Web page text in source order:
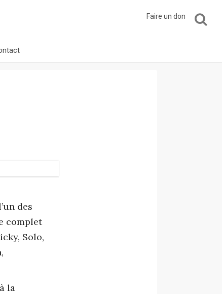
Faire un don
des
complet
Solo,
la